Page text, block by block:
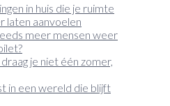
in huis die je ruimte
laten aanvoelen
meer mensen weer
je niet één zomer,
in een wereld die blijft